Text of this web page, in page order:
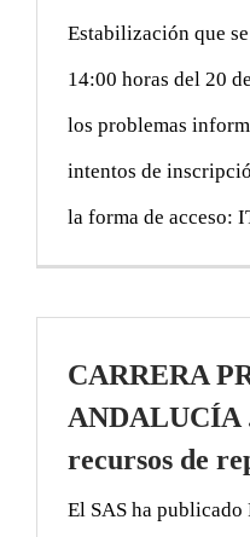
Estabilización que
14:00 horas del 20
los problemas
intentos de
la forma de acceso:
CARRERA
ANDALUCÍA
recursos de
El SAS ha publicado